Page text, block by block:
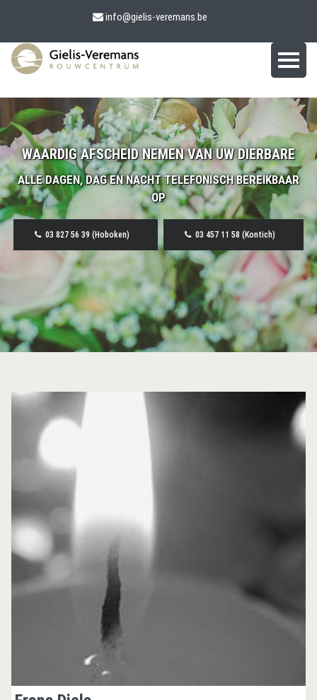
info@gielis-veremans.be
WAARDIG AFSCHEID NEMEN VAN UW DIERBARE
ALLE DAGEN, DAG EN NACHT TELEFONISCH BEREIKBAAR
OP
03 827 56 39 (Hoboken) 03 457 11 58 (Kontich)